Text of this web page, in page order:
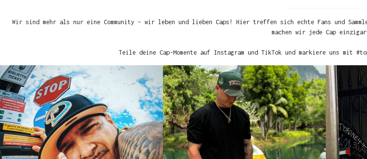
Wir sind mehr als nur eine Community – wir leben und lieben Caps! Hier treffen sich echte Fans und
machen wir jede Cap
Teile deine Cap-Momente auf Instagram und TikTok und markiere uns mit